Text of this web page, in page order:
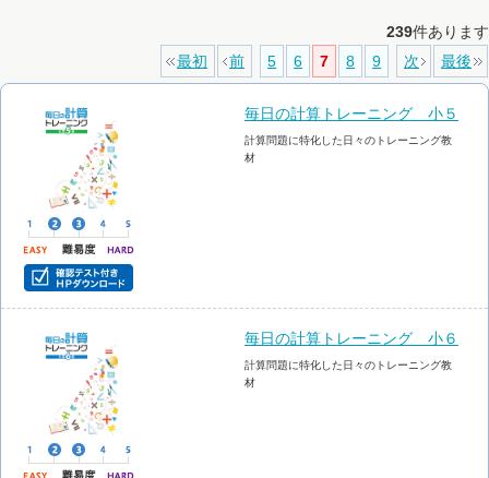
239件あります
最初
前 5 6 7 8 9 次 最後
毎日の計算トレーニング 小５
計算問題に特化した日々のトレーニング教
材
毎日の計算トレーニング 小６
計算問題に特化した日々のトレーニング教
材